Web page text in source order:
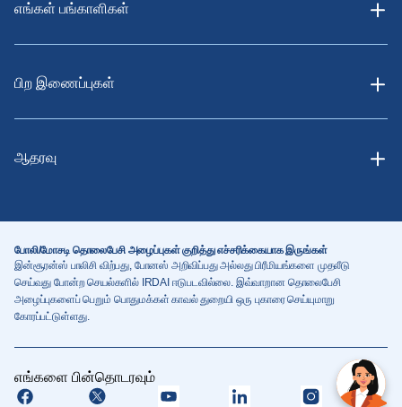
எங்கள் பங்காளிகள்
பிற இணைப்புகள்
ஆதரவு
போலி/மோசடி தொலைபேசி அழைப்புகள் குறித்து எச்சரிக்கையாக இருங்கள்
இன்சூரன்ஸ் பாலிசி விற்பது, போனஸ் அறிவிப்பது அல்லது பிரீமியங்களை முதலீடு
செய்வது போன்ற செயல்களில் IRDAI ஈடுபடவில்லை. இவ்வாறான தொலைபேசி
அழைப்புகளைப் பெறும் பொதுமக்கள் காவல் துறையி ஒரு புகாரை செய்யுமாறு
கோரப்பட்டுள்ளது.
எங்களை பின்தொடரவும்